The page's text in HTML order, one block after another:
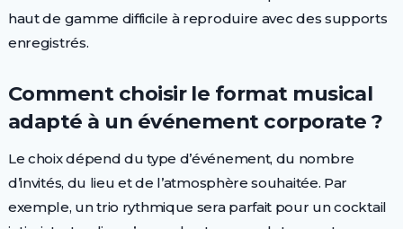
haut de gamme difficile à reproduire avec des supports
enregistrés.
Comment choisir le format musical
adapté à un événement corporate ?
Le choix dépend du type d’événement, du nombre
d’invités, du lieu et de l’atmosphère souhaitée. Par
exemple, un trio rythmique sera parfait pour un cocktail